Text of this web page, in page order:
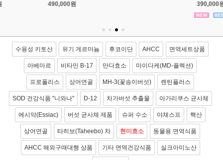
390,000원
480,000원
수용성 키토산 유기 게르마늄 후코이단 AHCC 면역세트상품
아베마르 비타민 B-17 만다효소 마이다케(MD-플렉션)
프로폴리스 상어연골 MH-3(꽃송이버섯) 렌틴플러스
SOD 건강식품 "니와나" D-12 차가버섯 추출물 아가리쿠스 균사체
에시악(Essiac) 버섯 균사체 제품 슈퍼 수소 야채스프 핵산
상어연골 타히보(Taheebo) 차 현미효소 동물용 면역식품
AHCC 해외구매대행 상품 기타 면역건강식품 실크아미노산